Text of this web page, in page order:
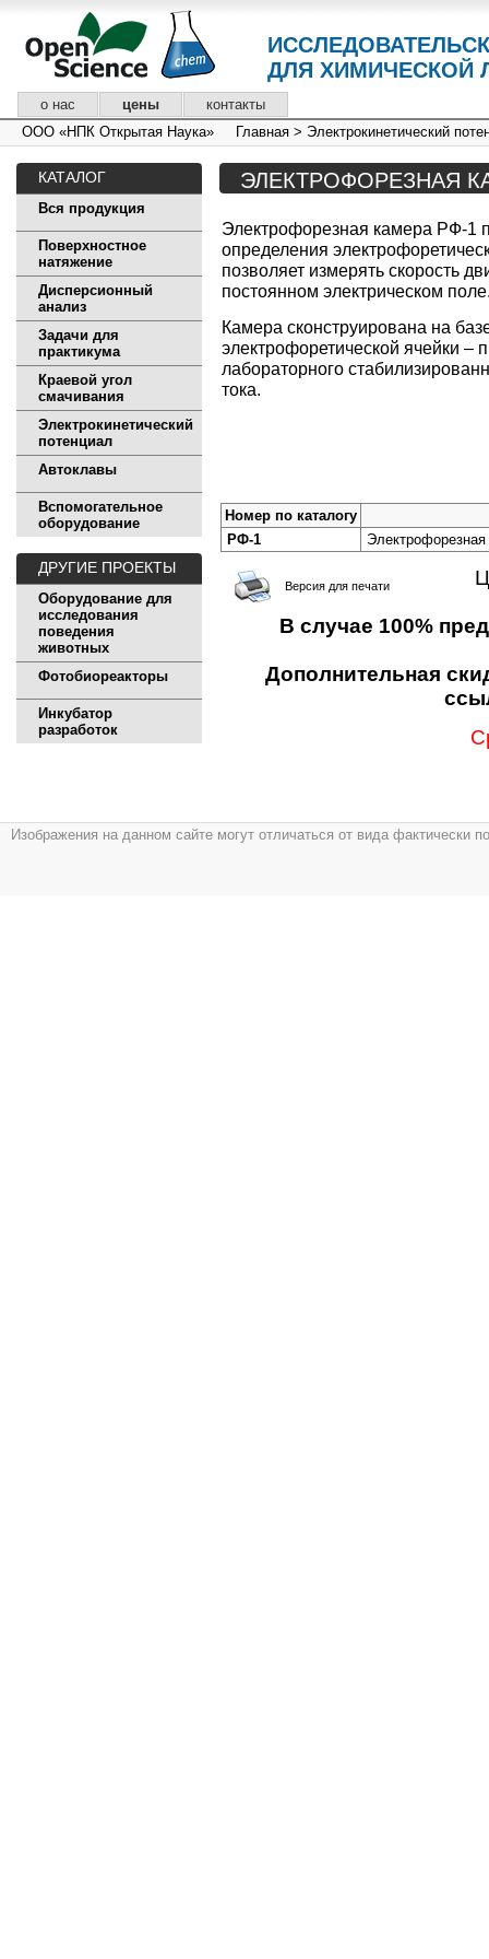
ДЛЯ ХИМИЧЕСКОЙ
о нас цены
контакты
ООО «НПК Открытая Наука»
Главная > Электрокинетический
КАТАЛОГ
Вся продукция
Поверхностное
натяжение
Дисперсионный
анализ
Задачи для
практикума
Краевой угол
смачивания
Электрокинетический
потенциал
Автоклавы
Вспомогательное
оборудование
ДРУГИЕ ПРОЕКТЫ
Оборудование для
исследования
поведения
животных
Фотобиореакторы
Инкубатор
разработок
ЭЛЕКТРОФОРЕЗНАЯ
Электрофорезная камера РФ-1
определения
позволяет измерять скорость
постоянном электрическом
Камера сконструирована на
электрофоретической ячейки
лабораторного
тока.
Номер по каталогу
РФ-1
Версия для печати
В случае 100%
Дополнительная
Изображения на данном сайте могут отличаться от вида фактически